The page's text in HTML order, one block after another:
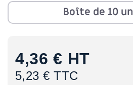
Boîte de 10
4,36 € HT
5,23 € TTC